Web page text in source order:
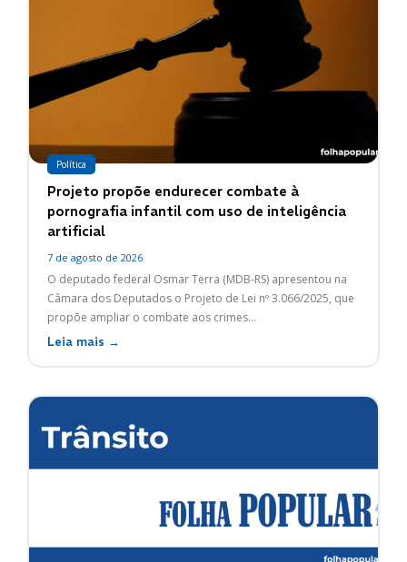
Política
Projeto propõe endurecer combate à
pornografia infantil com uso de inteligência
artificial
7 de agosto de 2026
O deputado federal Osmar Terra (MDB-RS) apresentou na
Câmara dos Deputados o Projeto de Lei nº 3.066/2025, que
propõe ampliar o combate aos crimes...
Leia mais →